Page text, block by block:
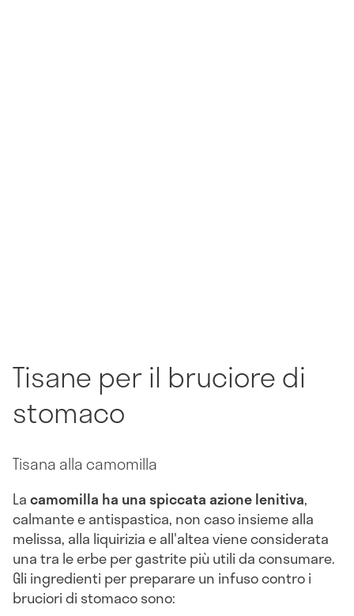
Tisane per il bruciore di
stomaco
Tisana alla camomilla
Lacamomilla ha una spiccata azione lenitiva,
calmante e antispastica, non caso insieme alla
melissa, alla liquirizia e all'altea viene considerata
una tra le erbe per gastrite più utili da consumare.
Gli ingredienti per preparare un infuso contro i
bruciori di stomaco sono: